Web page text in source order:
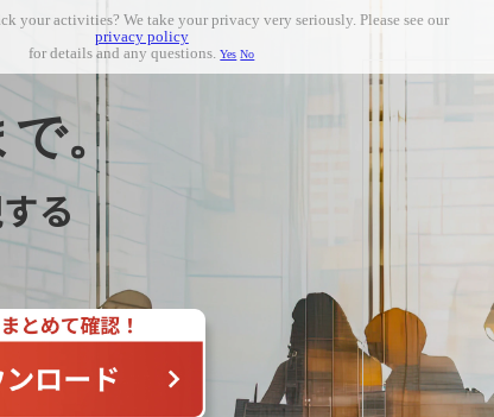
。
る
your activities? We take your privacy very seriously. Please see our
privacy policy
for details and any questions.Yes No